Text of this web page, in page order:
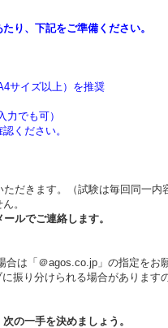
り、下記をご準備ください。
サイズ以上）を推奨
力でも可）
ください。
だきます。（試験は毎回同一内
。
ルでご連絡します。
は「＠agos.co.jp」の指定をお
り分けられる場合があります
の一手を決めましょう。